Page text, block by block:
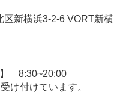
区新横浜3-2-6 VORT新横
】 8:30~20:00
け付けています。